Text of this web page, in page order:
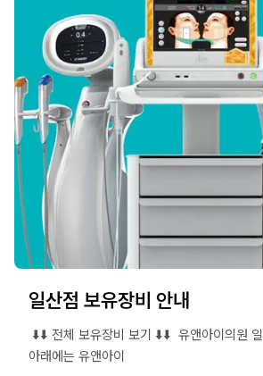
일산점 보유장비 안내
⬇️⬇️ 전체 보유장비 보기 ⬇️⬇️ ​ 유앤아이의원 일
아래에는 유앤아이